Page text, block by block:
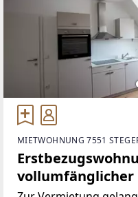
MIETWOHNUNG 7551
vollumfänglicher